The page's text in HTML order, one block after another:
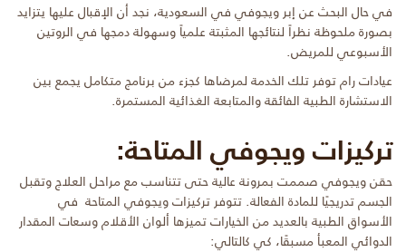
في حال البحث عن إبر ويجوفي في السعودية، نجد أن الإقبال عليها يتزايد
بصورة ملحوظة نظراً لنتائجها المثبتة علمياً وسهولة دمجها في الروتين
الأسبوعي للمريض.
عيادات رام توفر تلك الخدمة لمرضاها كجزء من برنامج متكامل يجمع بين
الاستشارة الطبية الفائقة والمتابعة الغذائية المستمرة.
تركيزات ويجوفي المتاحة:
حقن ويجوفي صممت بمرونة عالية حتى تتناسب مع مراحل العلاج وتقبل
الجسم تدريجيًا للمادة الفعالة. تتوفر تركيزات ويجوفي المتاحة في
الأسواق الطبية بالعديد من الخيارات تميزها ألوان الأقلام وسعات المقدار
الدوائي المعبأ مسبقًا، كي كالتالي: